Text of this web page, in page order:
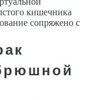
кишечника
сопряжено с